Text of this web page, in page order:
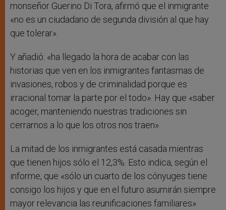
monseñor Guerino Di Tora, afirmó que el inmigrante
«no es un ciudadano de segunda división al que hay
que tolerar».
Y añadió: «ha llegado la hora de acabar con las
historias que ven en los inmigrantes fantasmas de
invasiones, robos y de criminalidad porque es
irracional tomar la parte por el todo». Hay que «saber
acoger, manteniendo nuestras tradiciones sin
cerrarnos a lo que los otros nos traen».
La mitad de los inmigrantes está casada mientras
que tienen hijos sólo el 12,3%. Esto indica, según el
informe, que «sólo un cuarto de los cónyuges tiene
consigo los hijos y que en el futuro asumirán siempre
mayor relevancia las reunificaciones familiares».